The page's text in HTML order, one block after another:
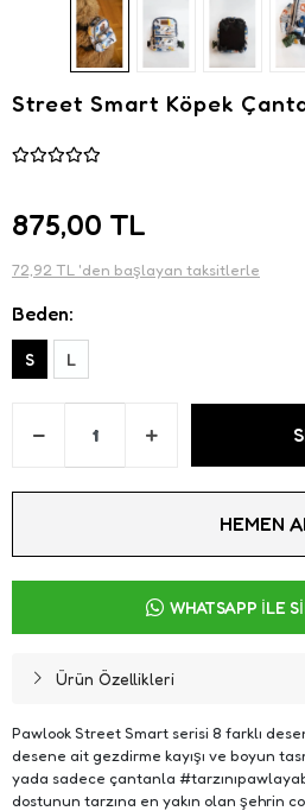
Street Smart Köpek
875,00 TL
72,92 TL 'den başlayan taksitlerle
Beden:
S L
HEMEN
WHATSAPP İLE
Ürün Özellikleri
Pawlook Street Smart serisi 8 farklı
desene ait gezdirme kayışı ve boyun
yada sadece çantanla
dostunun tarzına en yakın olan şehrin